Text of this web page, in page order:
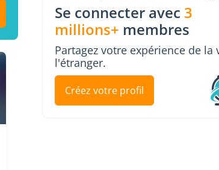
Se connecter avec 3
millions+ membres
Partagez votre expérience de la
l'étranger.
Créez votre profil